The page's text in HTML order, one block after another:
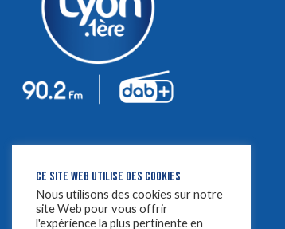
CE SITE WEB UTILISE DES COOKIES
Nous utilisons des cookies sur notre
site Web pour vous offrir
l'expérience la plus pertinente en